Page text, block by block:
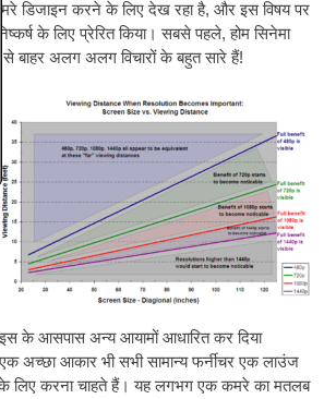
डिजाइन करने के लिए देख रहा है, और इस विषय पर
के लिए प्रेरित किया। सबसे पहले, होम सिनेमा
बाहर अलग अलग विचारों के बहुत सारे हैं!
के आसपास अन्य आयामों आधारित कर दिया
अच्छा आकार भी सभी सामान्य फर्नीचर एक लाउंज
के लिए करना चाहते हैं। यह लगभग एक कमरे का मतलब